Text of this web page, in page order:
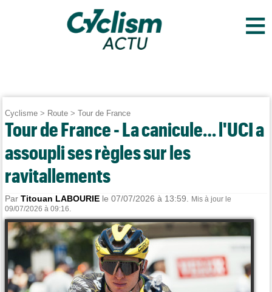
≡
Cyclisme > Route >Tour de France
Tour de France - La canicule… l'UCI a
assoupli ses règles sur les
ravitallements
ParTitouan LABOURIE le 07/07/2026 à 13:59.
Mis à jour le
09/07/2026 à 09:16.